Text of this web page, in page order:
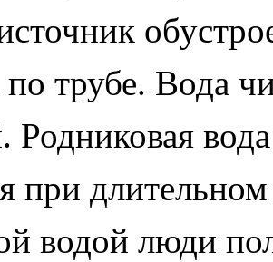
по трубе. Вода
Родниковая
при
водой люди